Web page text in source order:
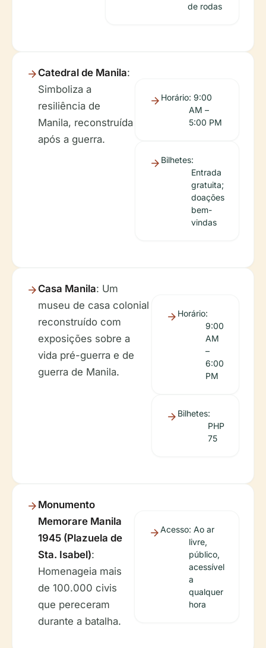
de rodas
Catedral de Manila:
Simboliza a
resiliência de
Manila, reconstruída
após a guerra.
Horário: 9:00
AM –
5:00 PM
Bilhetes:
Entrada
gratuita;
doações
bem-
vindas
Casa Manila: Um
museu de casa colonial
reconstruído com
exposições sobre a
vida pré-guerra e de
guerra de Manila.
Horário:
9:00
AM
–
6:00
PM
Bilhetes:
PHP
75
Monumento
Memorare Manila
1945 (Plazuela de
Sta. Isabel):
Homenageia mais
de 100.000 civis
que pereceram
durante a batalha.
Acesso: Ao ar
livre,
público,
acessível
a
qualquer
hora